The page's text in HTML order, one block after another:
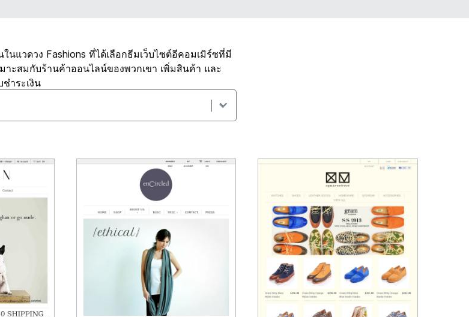
นแวดวง Fashions ที่ได้เลือกธีมเว็บไซต์อีคอมเมิร์ซที่มี
าะสมกับร้านค้าออนไลน์ของพวกเขา เพิ่มสินค้า และ
ำระเงิน